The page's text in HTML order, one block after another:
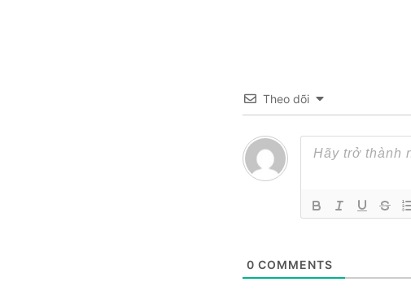
Theo dõi
0 COMMENTS